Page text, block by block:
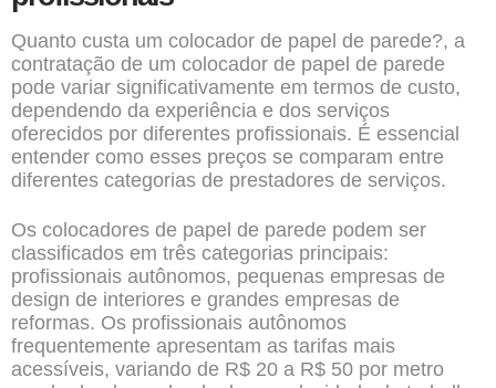
Quanto custa um colocador de papel de parede?, a
contratação de um colocador de papel de parede
pode variar significativamente em termos de custo,
dependendo da experiência e dos serviços
oferecidos por diferentes profissionais. É essencial
entender como esses preços se comparam entre
diferentes categorias de prestadores de serviços.
Os colocadores de papel de parede podem ser
classificados em três categorias principais:
profissionais autônomos, pequenas empresas de
design de interiores e grandes empresas de
reformas. Os profissionais autônomos
frequentemente apresentam as tarifas mais
acessíveis, variando de R$ 20 a R$ 50 por metro